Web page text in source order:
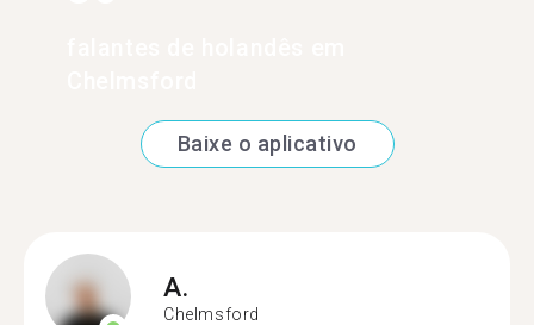
Baixe o aplicativo
A.
Chelmsford